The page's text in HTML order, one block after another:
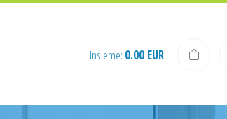
Insieme: 0.00 EUR